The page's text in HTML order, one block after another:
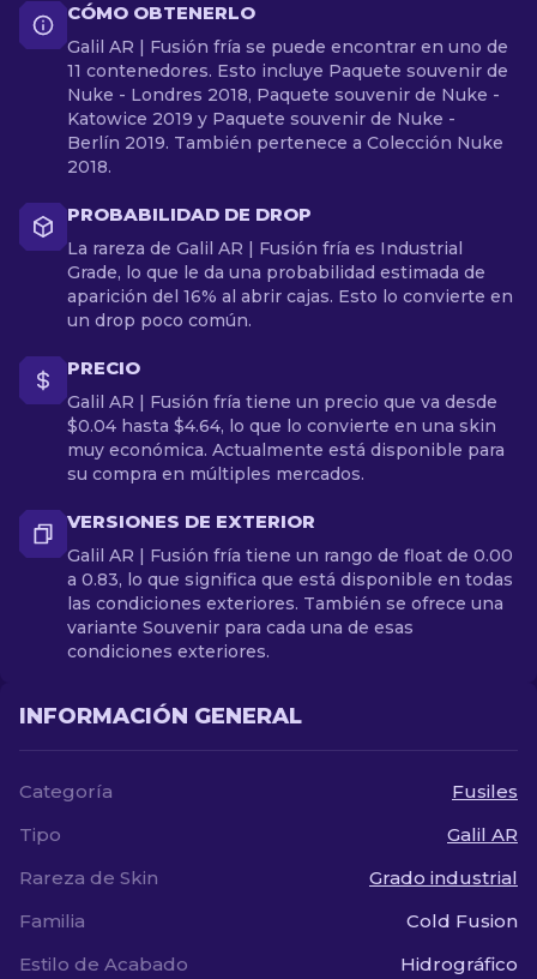
CÓMO OBTENERLO
Galil AR | Fusión fría se puede encontrar en uno de
11 contenedores. Esto incluye Paquete souvenir de
Nuke - Londres 2018, Paquete souvenir de Nuke -
Katowice 2019 y Paquete souvenir de Nuke -
Berlín 2019. También pertenece a Colección Nuke
2018.
PROBABILIDAD DE DROP
La rareza de Galil AR | Fusión fría es Industrial
Grade, lo que le da una probabilidad estimada de
aparición del 16% al abrir cajas. Esto lo convierte en
un drop poco común.
PRECIO
Galil AR | Fusión fría tiene un precio que va desde
$0.04 hasta $4.64, lo que lo convierte en una skin
muy económica. Actualmente está disponible para
su compra en múltiples mercados.
VERSIONES DE EXTERIOR
Galil AR | Fusión fría tiene un rango de float de 0.00
a 0.83, lo que significa que está disponible en todas
las condiciones exteriores. También se ofrece una
variante Souvenir para cada una de esas
condiciones exteriores.
INFORMACIÓN GENERAL
Categoría
Fusiles
Tipo
Galil AR
Rareza de Skin
Grado industrial
Familia
Cold Fusion
Estilo de Acabado
Hidrográfico